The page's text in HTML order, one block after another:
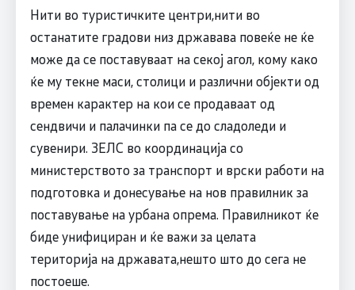
Нити во туристичките центри,нити во
останатите градови низ државава повеќе не ќе
може да се поставуваат на секој агол, кому како
ќе му текне маси, столици и различни објекти од
времен карактер на кои се продаваат од
сендвичи и палачинки па се до сладоледи и
сувенири. ЗЕЛС во координација со
министерството за транспорт и врски работи на
подготовка и донесување на нов правилник за
поставување на урбана опрема. Правилникот ќе
биде унифициран и ќе важи за целата
територија на државата,нешто што до сега не
постоеше.